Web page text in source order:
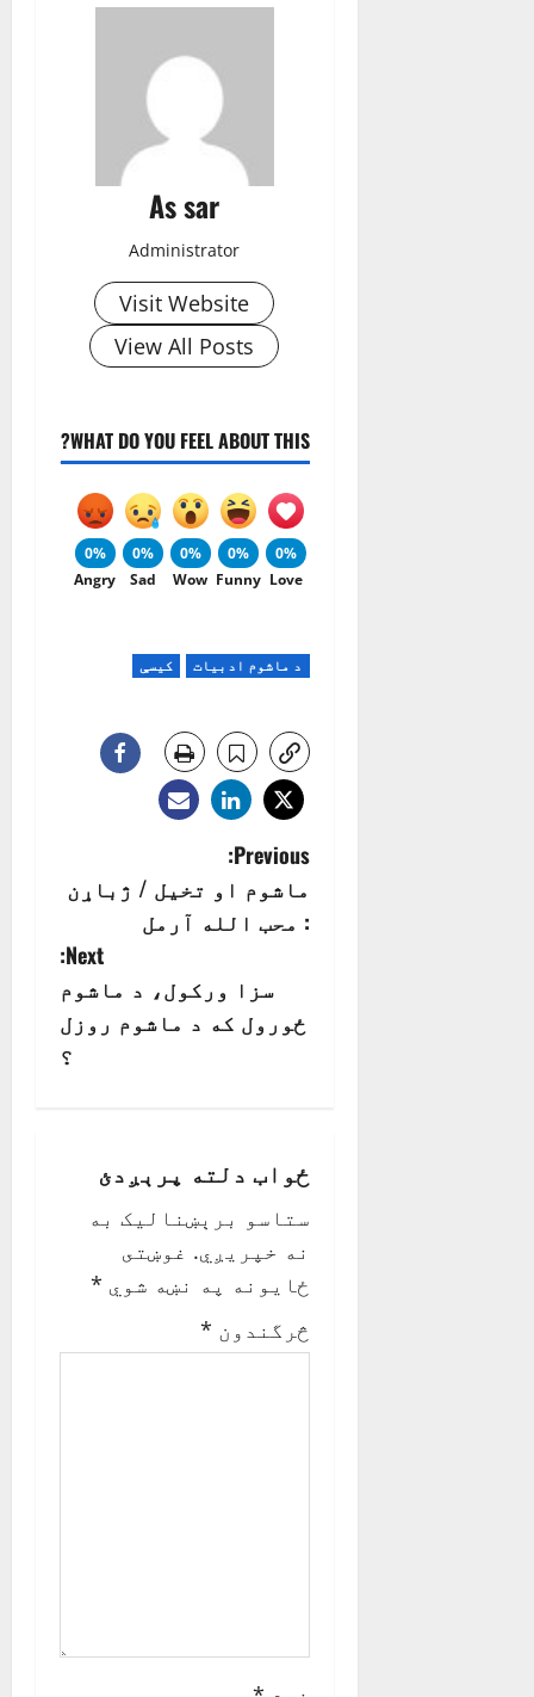
As sar
Administrator
Visit Website
View All Posts
WHAT DO YOU FEEL ABOUT THIS?
0%
Love
0%
Funny
0%
Wow
0%
Sad
0%
Angry
د ماشوم ادبیات کیسې
P
o
t
v
i
g
a
t
Previous:
ماشوم او تخيل / ژباړن
: محب الله آرمل
Next:
سزا ورکول، د ماشوم
ځورول که د ماشوم روزل
؟
ځواب دلته پرېږدئ
ستاسو برېښناليک به
نه خپريږي. غوښتى
ځایونه په نښه شوي *
څرگندون *